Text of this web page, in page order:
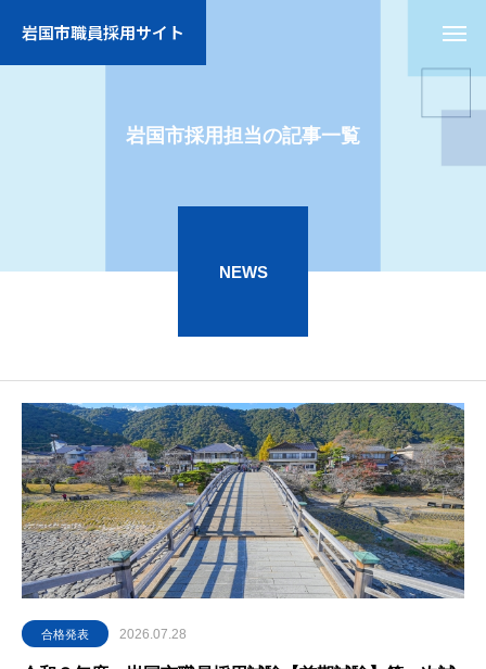
岩国市職員採用サイト
岩国市採用担当の記事一覧
NEWS
合格発表 2026.07.28